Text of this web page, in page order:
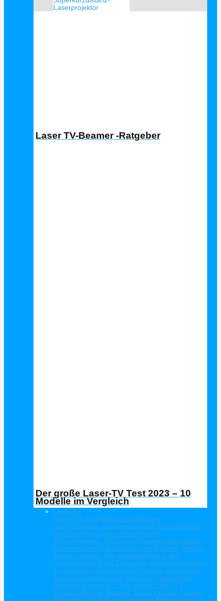
Laserprojektor
Laser TV-Beamer -Ratgeber
Der große Laser-TV Test 2023 – 10
Modelle im Vergleich
Laser TV
Laser-TV Projektoren ermöglichen
großformatige, atemberaubende Filmerlebnisse
und Diashows oder eindrucksvolle
Präsentationen. Die Laser Beamer überzeugen
mit exzellenter Farbbrillanz und Schärfe. Freuen
Sie sich darauf, Ihre Lieblingsfilme in der
Gemütlichkeit Ihres Zuhauses in Kinoatmosphäre
zu genießen. Auch kleinere Räume verwandeln
die Laser Beamer zum Kinosaal. Besonderer
Beliebtheit erfreuen Sich aktuell Laser-TV
Ultrakurzdistanz Beamer. Diese zaubern riesige